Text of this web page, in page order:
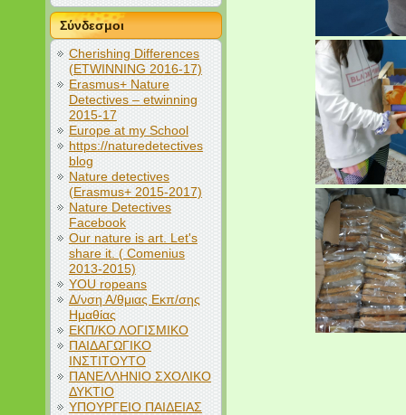
Σύνδεσμοι
Cherishing Differences
(ETWINNING 2016-17)
Erasmus+ Nature
Detectives – etwinning
2015-17
Europe at my School
https://naturedetectives
blog
Nature detectives
(Erasmus+ 2015-2017)
Nature Detectives
Facebook
Our nature is art. Let's
share it. ( Comenius
2013-2015)
YOU ropeans
Δ/νση Α/θμιας Εκπ/σης
Ημαθίας
ΕΚΠ/ΚΟ ΛΟΓΙΣΜΙΚΟ
ΠΑΙΔΑΓΩΓΙΚΟ
ΙΝΣΤΙΤΟΥΤΟ
ΠΑΝΕΛΛΗΝΙΟ ΣΧΟΛΙΚΟ
ΔΥΚΤΙΟ
ΥΠΟΥΡΓΕΙΟ ΠΑΙΔΕΙΑΣ